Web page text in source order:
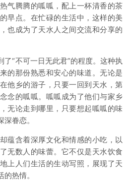
气腾腾的呱呱，配上一杯清香的茶
早点。在忙碌的生活中，这样的美
也成为了天水人之间交流和分享的
了“不可一日无此君”的程度。这种执
的那份熟悉和安心的味道。无论是
他乡的游子，只要一回到天水，第
念的呱呱。呱呱成为了他们与家乡
无论走到哪里，只要想起呱呱的味
眷恋。
蕴含着深厚文化和情感的小吃，以
无数人的味蕾。它不仅是天水饮食
上人们生活的生动写照，展现了天
热情。